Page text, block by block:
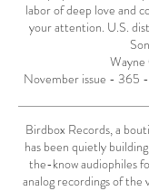
labor of deep love and
your attention. U.S.
Wayne
November issue - 365
Birdbox Records, a
has been quietly
the-know audiophiles
analog recordings of the